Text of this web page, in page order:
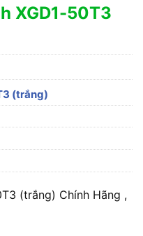
XGD1-50T3
(trắng)
(trắng) Chính Hãng ,